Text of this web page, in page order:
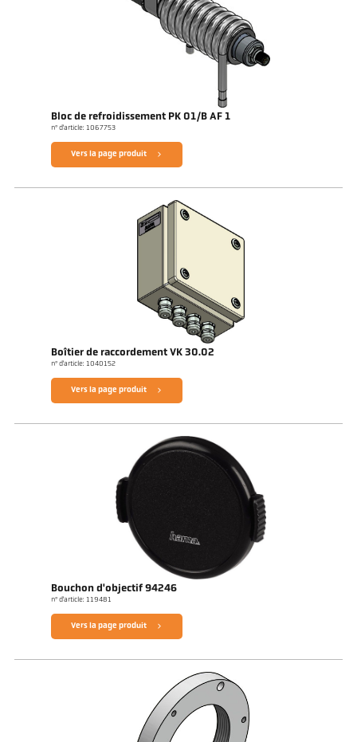
Bloc de refroidissement PK 01/B AF 1
n° d'article: 1067753
Vers la page produit
Boîtier de raccordement VK 30.02
n° d'article: 1040152
Vers la page produit
Bouchon d'objectif 94246
n° d'article: 119481
Vers la page produit